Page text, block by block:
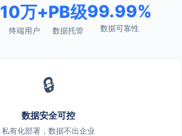
10万+
终端用户
PB级
数据托管
99.99%
数据可靠性
🔒
数据安全可控
私有化部署，数据不出企业